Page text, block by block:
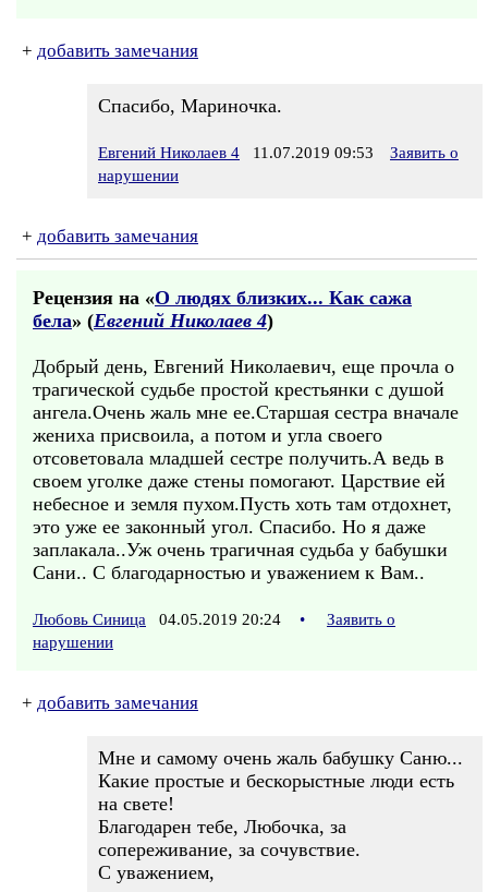
+ добавить замечания
Спасибо, Мариночка.
Евгений Николаев 4 11.07.2019 09:53
Заявить о
нарушении
+ добавить замечания
Рецензия на «О людях близких... Как сажа
бела» (Евгений Николаев 4)
Добрый день, Евгений Николаевич, еще прочла о
трагической судьбе простой крестьянки с душой
ангела.Очень жаль мне ее.Старшая сестра вначале
жениха присвоила, а потом и угла своего
отсоветовала младшей сестре получить.А ведь в
своем уголке даже стены помогают. Царствие ей
небесное и земля пухом.Пусть хоть там отдохнет,
это уже ее законный угол. Спасибо. Но я даже
заплакала..Уж очень трагичная судьба у бабушки
Сани.. С благодарностью и уважением к Вам..
Любовь Синица 04.05.2019 20:24 •
Заявить о
нарушении
+ добавить замечания
Мне и самому очень жаль бабушку Саню...
Какие простые и бескорыстные люди есть
на свете!
Благодарен тебе, Любочка, за
сопереживание, за сочувствие.
С уважением,